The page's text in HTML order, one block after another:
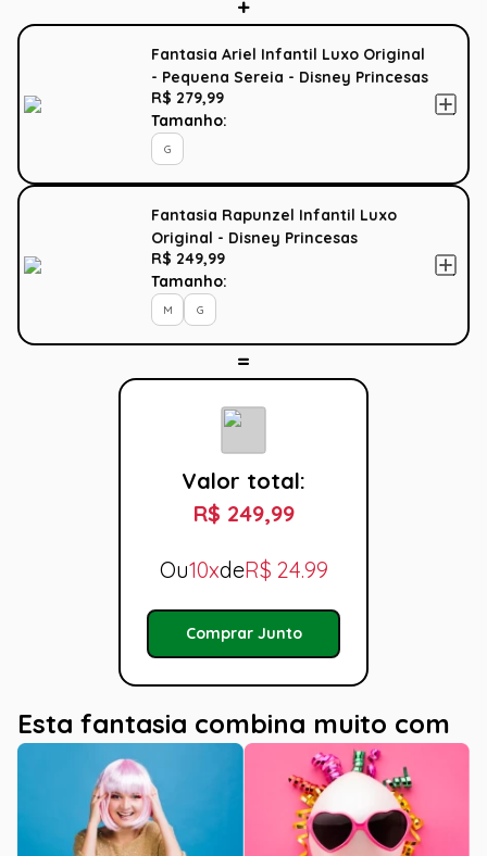
Fantasia Ariel Infantil Luxo Original
- Pequena Sereia - Disney Princesas
R$ 279,99
Tamanho:
G
Fantasia Rapunzel Infantil Luxo
Original - Disney Princesas
R$ 249,99
Tamanho:
M G
Valor total:
R$ 249,99
Ou10xdeR$ 24.99
Comprar Junto
Esta fantasia combina muito com